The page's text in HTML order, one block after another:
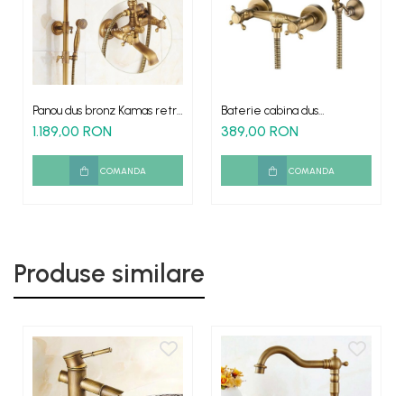
Panou dus bronz Kamas retro
trei functii
1.189,00 RON
COMANDA
Baterie cabina dus
antichizat Yola
389,00 RON
COMANDA
Produse similare